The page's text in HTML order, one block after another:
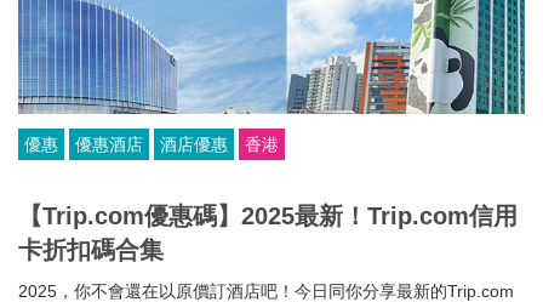
優惠 優惠酒店 酒店優惠 香港
【Trip.com優惠碼】2025最新！Trip.com信用
卡折扣碼合集
2025，你不會還在以原價訂酒店吧！今日同你分享最新的Trip.com